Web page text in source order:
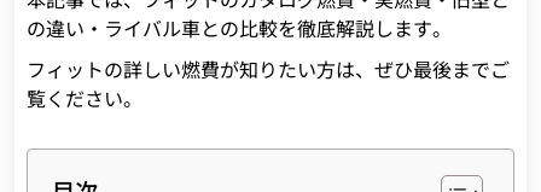
の違い・ライバル車との比較を徹底解説します。
フィットの詳しい燃費が知りたい方は、ぜひ最後までご
覧ください。